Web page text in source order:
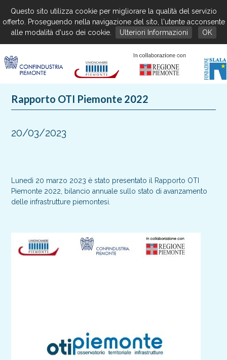
Rapporto OTI Piemonte 2022
20/03/2023
Lunedì 20 marzo 2023 è stato presentato il Rapporto OTI
Piemonte 2022, bilancio annuale sullo stato di avanzamento
delle infrastrutture piemontesi.
Questo sito utilizza cookie per migliorare la qualità del servizio
offerto. Proseguendo nella navigazione del sito, l'utente acconsente
alle modalità d'uso dei cookie.
Ulteriori Informazioni OK